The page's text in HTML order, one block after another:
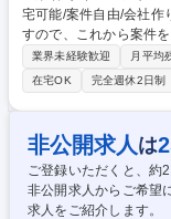
宅可能/案件自由/会社作りに興味がある方
すので、これから案件
中心にお任せしますが
し、OJTから進めます。 最大限ご希望を叶えるべく案件を獲得してまいり
ます。 これから受託開
はSESとしてご活躍い
として現場の信頼を勝
発』のチャンスを創り
り 募集職種 【東京SE】新規立ち上げ/在宅可能/案件自由/会社作りに興味
がある方
業界未経験歓迎 月平均
在宅OK
完全週休2日制
非公開求人 は
ご登録いただくと、約
非公開求人からご希望
求人をご紹介します。